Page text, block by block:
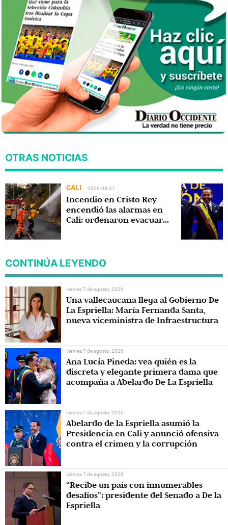
OTRAS NOTICIAS
CALI 2026-08-07
Incendio en Cristo Rey
encendió las alarmas en
Cali: ordenaron evacuar
CONTINÚA LEYENDO
viernes 7 de agosto, 2026
Una vallecaucana llega al Gobierno De
La Espriella: María Fernanda Santa,
nueva viceministra de Infraestructura
viernes 7 de agosto, 2026
Ana Lucía Pineda: vea quién es la
discreta y elegante primera dama que
acompaña a Abelardo De La Espriella
viernes 7 de agosto, 2026
Abelardo de la Espriella asumió la
Presidencia en Cali y anunció ofensiva
contra el crimen y la corrupción
viernes 7 de agosto, 2026
“Recibe un país con innumerables
desafíos”: presidente del Senado a De la
Espriella